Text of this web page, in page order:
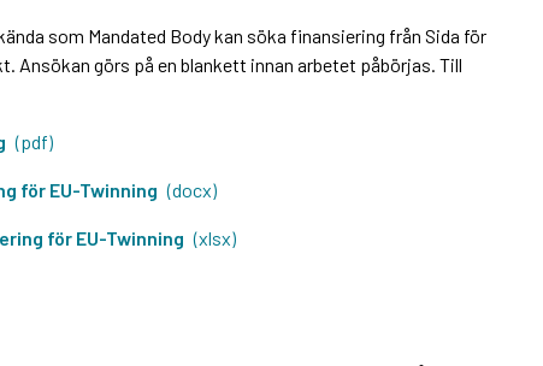
som Mandated Body kan söka finansiering från Sida för
Ansökan görs på en blankett innan arbetet påbörjas. Till
(pdf)
för EU-Twinning (docx)
för EU-Twinning (xlsx)